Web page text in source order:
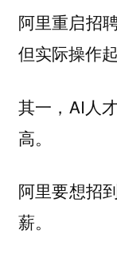
阿里重启招
但实际操作
其一，AI人
高。
阿里要想招
薪。